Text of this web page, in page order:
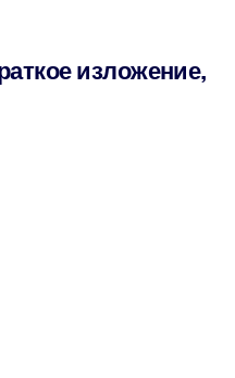
изложение,